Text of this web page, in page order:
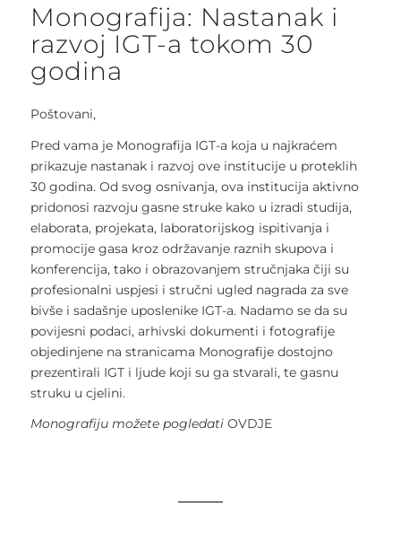
Monografija: Nastanak i
razvoj IGT-a tokom 30
godina
Poštovani,
Pred vama je Monografija IGT-a koja u najkraćem
prikazuje nastanak i razvoj ove institucije u proteklih
30 godina. Od svog osnivanja, ova institucija aktivno
pridonosi razvoju gasne struke kako u izradi studija,
elaborata, projekata, laboratorijskog ispitivanja i
promocije gasa kroz održavanje raznih skupova i
konferencija, tako i obrazovanjem stručnjaka čiji su
profesionalni uspjesi i stručni ugled nagrada za sve
bivše i sadašnje uposlenike IGT-a. Nadamo se da su
povijesni podaci, arhivski dokumenti i fotografije
objedinjene na stranicama Monografije dostojno
prezentirali IGT i ljude koji su ga stvarali, te gasnu
struku u cjelini.
Monografiju možete pogledati OVDJE